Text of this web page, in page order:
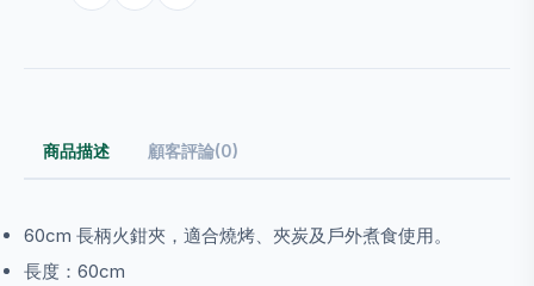
商品描述 顧客評論(0)
60cm 長柄火鉗夾，適合燒烤、夾炭及戶外煮食使用。
長度：60cm